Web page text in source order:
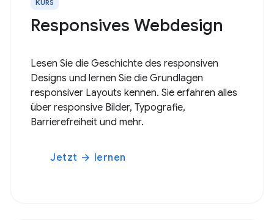
KURS
Responsives Webdesign
Lesen Sie die Geschichte des responsiven
Designs und lernen Sie die Grundlagen
responsiver Layouts kennen. Sie erfahren alles
über responsive Bilder, Typografie,
Barrierefreiheit und mehr.
Jetzt arrow_forward lernen